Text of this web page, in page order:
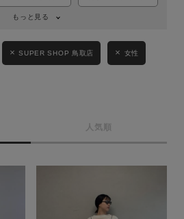
もっと見る
SUPER SHOP 鳥取店 女性
人気順